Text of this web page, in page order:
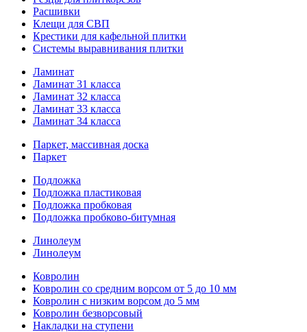
Расшивки
Клещи для СВП
Крестики для кафельной плитки
Системы выравнивания плитки
Ламинат
Ламинат 31 класса
Ламинат 32 класса
Ламинат 33 класса
Ламинат 34 класса
Паркет, массивная доска
Паркет
Подложка
Подложка пластиковая
Подложка пробковая
Подложка пробково-битумная
Линолеум
Линолеум
Ковролин
Ковролин со средним ворсом от 5 до 10 мм
Ковролин с низким ворсом до 5 мм
Ковролин безворсовый
Накладки на ступени